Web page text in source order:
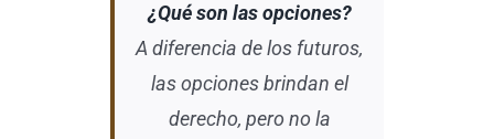
¿Qué son las opciones?
A diferencia de los futuros,
las opciones brindan el
derecho, pero no la